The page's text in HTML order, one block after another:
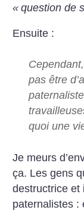
« question de
Ensuite :
pas être
quoi une
Je meurs
ça. Les gens
destructrice et
paternalistes :